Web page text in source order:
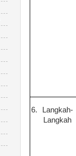
6.
Langkah-
Langkah